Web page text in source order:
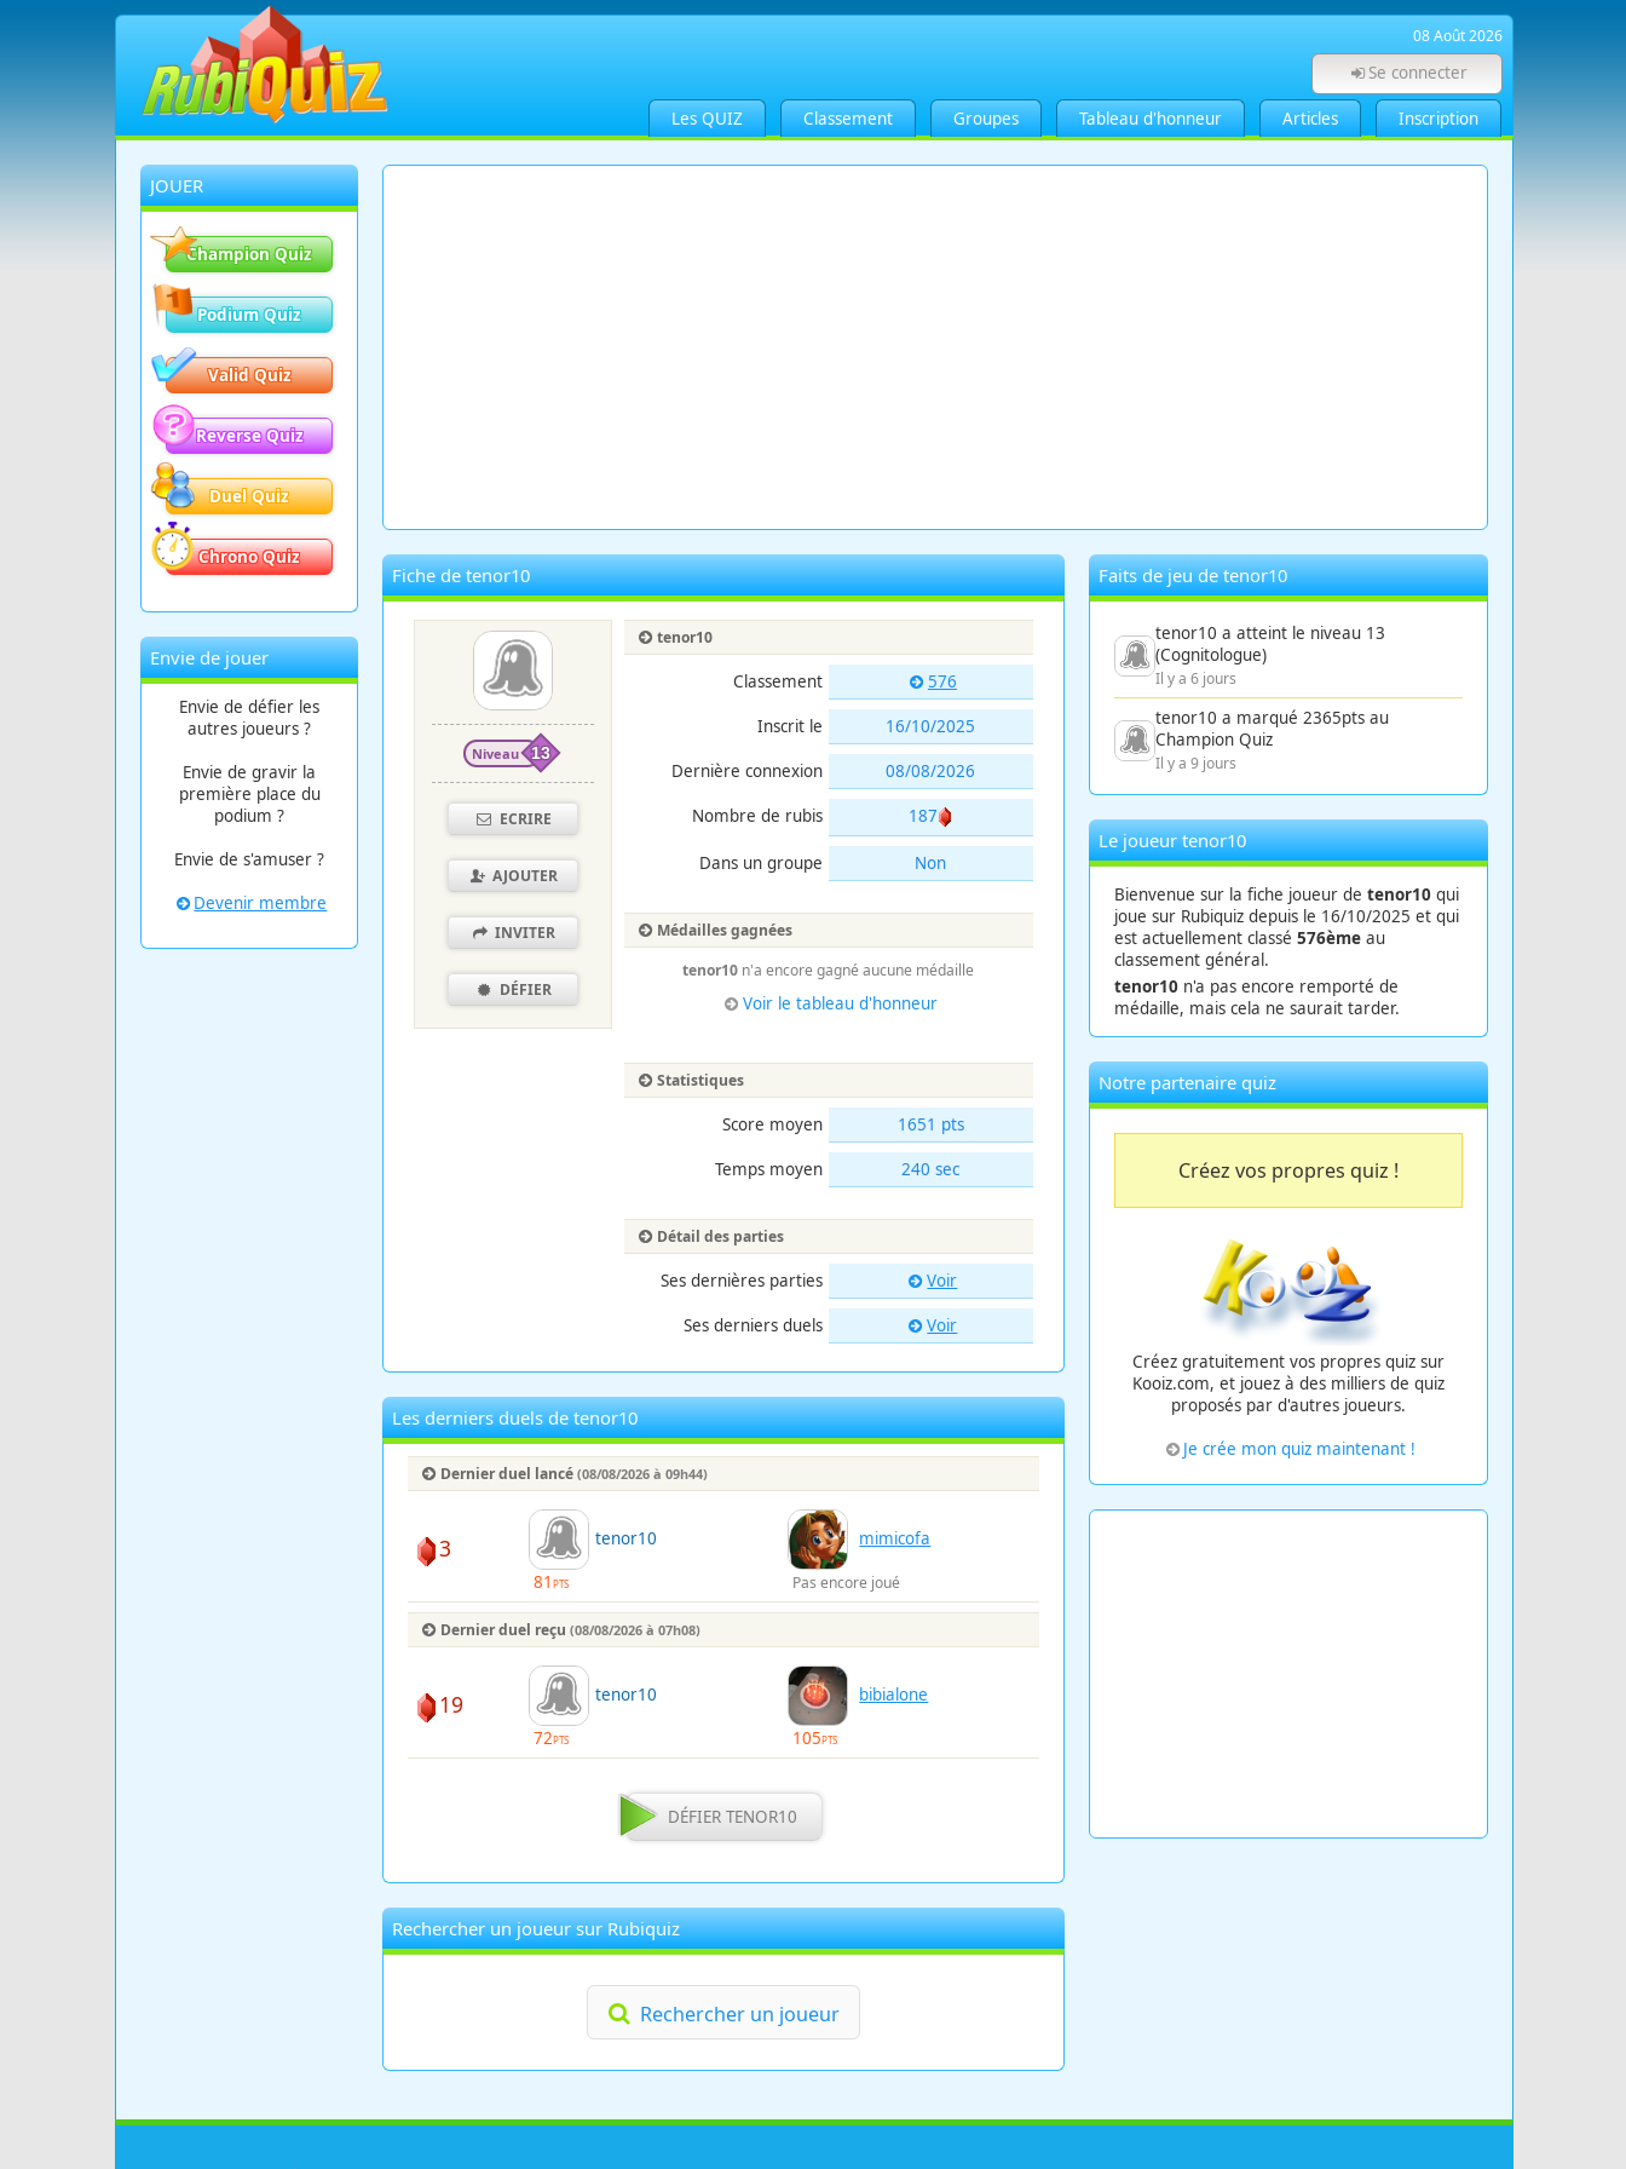
08 Août 2026
Se connecter
Les QUIZ Classement Groupes Tableau d'honneur Articles Inscription
JOUER
Champion Quiz
Podium Quiz
Valid Quiz
Reverse Quiz
Duel Quiz
Chrono Quiz
Envie de jouer
Envie de défier les
autres joueurs ?
Envie de gravir la
première place du
podium ?
Envie de s'amuser ?
Devenir membre
Fiche de tenor10
Niveau 13
ECRIRE
AJOUTER
INVITER
DÉFIER
tenor10
Classement 576
Inscrit le 16/10/2025
Dernière connexion 08/08/2026
Nombre de rubis 187
Dans un groupe Non
Médailles gagnées
tenor10 n'a encore gagné aucune médaille
Voir le tableau d'honneur
Statistiques
Score moyen 1651 pts
Temps moyen 240 sec
Détail des parties
Ses dernières parties Voir
Ses derniers duels Voir
Les derniers duels de tenor10
Dernier duel lancé (08/08/2026 à 09h44)
3 tenor10
81 PTS
mimicofa
Pas encore joué
Dernier duel reçu (08/08/2026 à 07h08)
19 tenor10
72PTS
bibialone
105PTS
DÉFIER TENOR10
Rechercher un joueur sur Rubiquiz
Rechercher un joueur
Faits de jeu de tenor10
tenor10 a atteint le niveau 13
(Cognitologue)
Il y a 6 jours
tenor10 a marqué 2365pts au
Champion Quiz
Il y a 9 jours
Le joueur tenor10
Bienvenue sur la fiche joueur de tenor10 qui
joue sur Rubiquiz depuis le 16/10/2025 et qui
est actuellement classé 576ème au
classement général.
tenor10 n'a pas encore remporté de
médaille, mais cela ne saurait tarder.
Notre partenaire quiz
Créez vos propres quiz !
Créez gratuitement vos propres quiz sur
Kooiz.com, et jouez à des milliers de quiz
proposés par d'autres joueurs.
Je crée mon quiz maintenant !